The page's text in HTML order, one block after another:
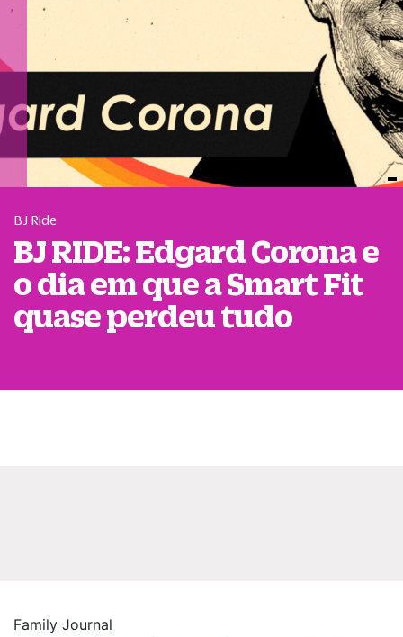
BJ Ride
BJ RIDE: Edgard Corona e
o dia em que a Smart Fit
quase perdeu tudo
Family Journal